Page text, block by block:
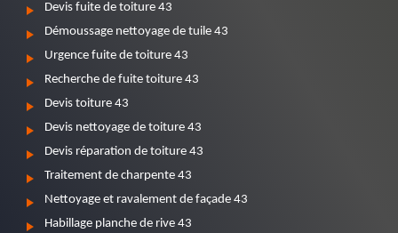
Devis fuite de toiture 43
Démoussage nettoyage de tuile 43
Urgence fuite de toiture 43
Recherche de fuite toiture 43
Devis toiture 43
Devis nettoyage de toiture 43
Devis réparation de toiture 43
Traitement de charpente 43
Nettoyage et ravalement de façade 43
Habillage planche de rive 43